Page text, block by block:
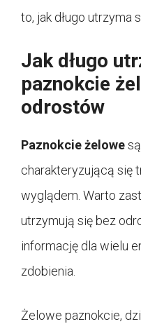
to, jak długo utrzyma
Jak długo
paznokcie
odrostów
Paznokcie żelowe
charakteryzującą się
wyglądem. Warto
utrzymują się bez
informację dla wielu
zdobienia.
Żelowe paznokcie,